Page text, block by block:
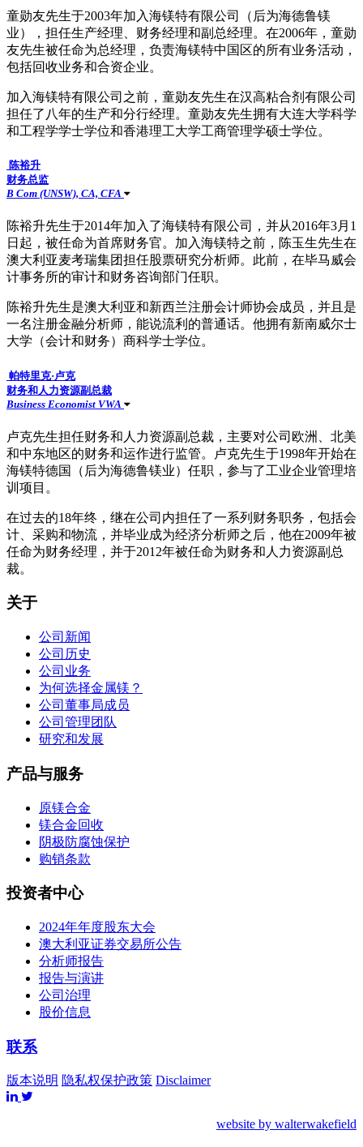
童勋友先生于2003年加入海镁特有限公司（后为海德鲁镁
业），担任生产经理、财务经理和副总经理。在2006年，童勋
友先生被任命为总经理，负责海镁特中国区的所有业务活动，
包括回收业务和合资企业。
加入海镁特有限公司之前，童勋友先生在汉高粘合剂有限公司
担任了八年的生产和分行经理。童勋友先生拥有大连大学科学
和工程学学士学位和香港理工大学工商管理学硕士学位。
陈裕升
财务总监
B Com (UNSW), CA, CFA
陈裕升先生于2014年加入了海镁特有限公司，并从2016年3月1
日起，被任命为首席财务官。加入海镁特之前，陈玉生先生在
澳大利亚麦考瑞集团担任股票研究分析师。此前，在毕马威会
计事务所的审计和财务咨询部门任职。
陈裕升先生是澳大利亚和新西兰注册会计师协会成员，并且是
一名注册金融分析师，能说流利的普通话。他拥有新南威尔士
大学（会计和财务）商科学士学位。
帕特里克·卢克
财务和人力资源副总裁
Business Economist VWA
卢克先生担任财务和人力资源副总裁，主要对公司欧洲、北美
和中东地区的财务和运作进行监管。卢克先生于1998年开始在
海镁特德国（后为海德鲁镁业）任职，参与了工业企业管理培
训项目。
在过去的18年终，继在公司内担任了一系列财务职务，包括会
计、采购和物流，并毕业成为经济分析师之后，他在2009年被
任命为财务经理，并于2012年被任命为财务和人力资源副总
裁。
关于
公司新闻
公司历史
公司业务
为何选择金属镁？
公司董事局成员
公司管理团队
研究和发展
产品与服务
原镁合金
镁合金回收
阴极防腐蚀保护
购销条款
投资者中心
2024年年度股东大会
澳大利亚证券交易所公告
分析师报告
报告与演讲
公司治理
股价信息
联系
版本说明 隐私权保护政策 Disclaimer
website by walterwakefield